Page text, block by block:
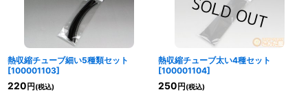
熱収縮チューブ細い5種類セット
[100001103]
220円(税込)
熱収縮チューブ太い4種セット
[100001104]
250円(税込)